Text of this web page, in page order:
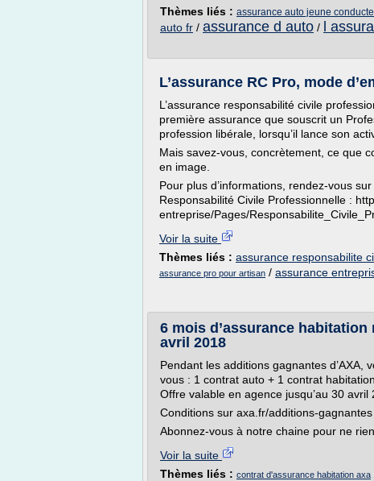
Thèmes liés : assurance auto jeune
auto fr / assurance d auto / l
L’assurance RC Pro, mode
L’assurance responsabilité civile
première assurance que souscrit un
profession libérale, lorsqu’il lance son
Mais savez-vous, concrètement, ce que
en image.
Pour plus d’informations, rendez-vous
Responsabilité Civile Professionnelle :
entreprise/Pages/
Voir la suite
Thèmes liés : assurance responsabilite
assurance pro pour artisan / assurance
6 mois d’assurance habitation
avril 2018
Pendant les additions gagnantes d’AXA,
vous : 1 contrat auto + 1 contrat
Offre valable en agence jusqu’au 30 avril
Conditions sur axa.fr/additions-gagnantes
Abonnez-vous à notre chaine pour ne
Voir la suite
Thèmes liés : contrat d'assurance habitation axa